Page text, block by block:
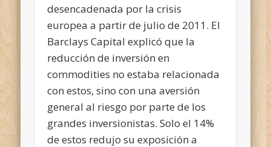
desencadenada por la crisis
europea a partir de julio de 2011. El
Barclays Capital explicó que la
reducción de inversión en
commodities no estaba relacionada
con estos, sino con una aversión
general al riesgo por parte de los
grandes inversionistas. Solo el 14%
de estos redujo su exposición a